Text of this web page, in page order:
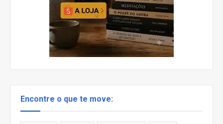
Encontre o que te move: